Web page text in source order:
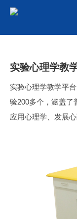
实验心理学教
实验心理学教学平
验200多个，涵盖了
应用心理学、发展